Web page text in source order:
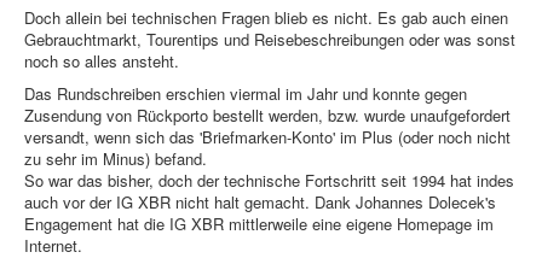
Doch allein bei technischen Fragen blieb es nicht. Es gab auch einen
Gebrauchtmarkt, Tourentips und Reisebeschreibungen oder was sonst
noch so alles ansteht.
Das Rundschreiben erschien viermal im Jahr und konnte gegen
Zusendung von Rückporto bestellt werden, bzw. wurde unaufgefordert
versandt, wenn sich das 'Briefmarken-Konto' im Plus (oder noch nicht
zu sehr im Minus) befand.
So war das bisher, doch der technische Fortschritt seit 1994 hat indes
auch vor der IG XBR nicht halt gemacht. Dank Johannes Dolecek's
Engagement hat die IG XBR mittlerweile eine eigene Homepage im
Internet.